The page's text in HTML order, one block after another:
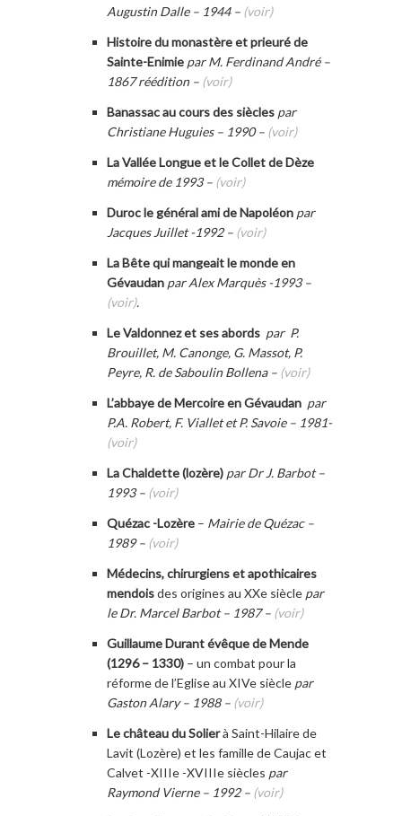
Augustin Dalle – 1944 – (voir)
Histoire du monastère et prieuré de
Sainte-Enimie par M. Ferdinand André –
1867 réédition – (voir)
Banassac au cours des siècles par
Christiane Huguies – 1990 – (voir)
La Vallée Longue et le Collet de Dèze
mémoire de 1993 – (voir)
Duroc le général ami de Napoléon par
Jacques Juillet -1992 – (voir)
La Bête qui mangeait le monde en
Gévaudan par Alex Marquès -1993 –
(voir).
Le Valdonnez et ses abords par P.
Brouillet, M. Canonge, G. Massot, P.
Peyre, R. de Saboulin Bollena – (voir)
L’abbaye de Mercoire en Gévaudan par
P.A. Robert, F. Viallet et P. Savoie – 1981-
(voir)
La Chaldette (lozère) par Dr J. Barbot –
1993 – (voir)
Quézac -Lozère – Mairie de Quézac –
1989 – (voir)
Médecins, chirurgiens et apothicaires
mendoisdes origines au XXe siècle par
le Dr. Marcel Barbot – 1987 – (voir)
Guillaume Durant évêque de Mende
(1296 – 1330) – un combat pour la
réforme de l’Eglise au XIVe siècle par
Gaston Alary – 1988 – (voir)
Le château du Solierà Saint-Hilaire de
Lavit (Lozère) et les famille de Caujac et
Calvet -XIIIe -XVIIIe siècles par
Raymond Vierne – 1992 – (voir)